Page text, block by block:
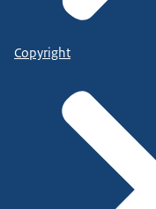
Copyright